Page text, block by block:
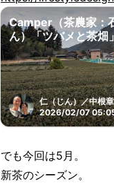
Camper（茶農家：
ん）「ツバメと茶畑
仁（じん）／中根
2026/02/07
でも今回は5月。
新茶のシーズン。